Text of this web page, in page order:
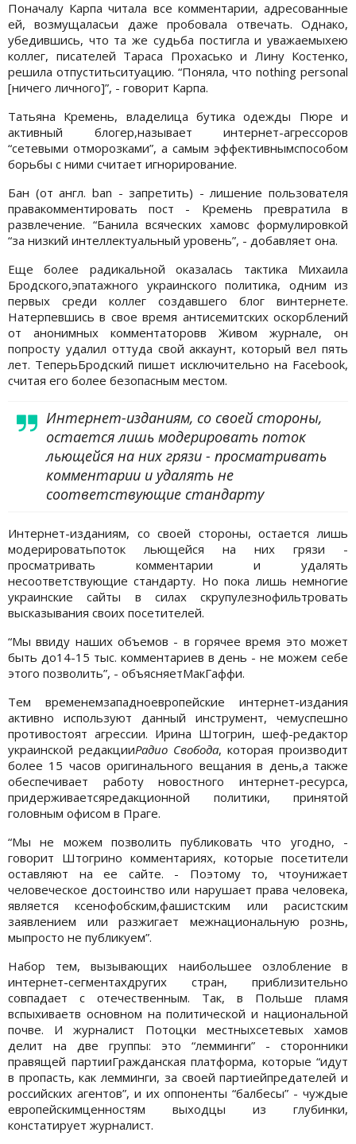
Поначалу Карпа читала все комментарии, адресованные
ей, возмущаласьи даже пробовала отвечать. Однако,
убедившись, что та же судьба постигла и уважаемыхею
коллег, писателей Тараса Прохасько и Лину Костенко,
решила отпуститьситуацию. “Поняла, что nothing personal
[ничего личного]”, - говорит Карпа.
Татьяна Кремень, владелица бутика одежды Пюре и
активный блогер,называет интернет-агрессоров
“сетевыми отморозками”, а самым эффективнымспособом
борьбы с ними считает игнорирование.
Бан (от англ. ban - запретить) - лишение пользователя
правакомментировать пост - Кремень превратила в
развлечение. “Банила всяческих хамовс формулировкой
“за низкий интеллектуальный уровень”, - добавляет она.
Еще более радикальной оказалась тактика Михаила
Бродского,эпатажного украинского политика, одним из
первых среди коллег создавшего блог винтернете.
Натерпевшись в свое время антисемитских оскорблений
от анонимных комментаторовв Живом журнале, он
попросту удалил оттуда свой аккаунт, который вел пять
лет. ТеперьБродский пишет исключительно на Facebook,
считая его более безопасным местом.
Интернет-изданиям, со своей стороны,
остается лишь модерировать поток
льющейся на них грязи - просматривать
комментарии и удалять не
соответствующие стандарту
Интернет-изданиям, со своей стороны, остается лишь
модерироватьпоток льющейся на них грязи -
просматривать комментарии и удалять
несоответствующие стандарту. Но пока лишь немногие
украинские сайты в силах скрупулезнофильтровать
высказывания своих посетителей.
“Мы ввиду наших объемов - в горячее время это может
быть до14-15 тыс. комментариев в день - не можем себе
этого позволить”, - объясняетМакГаффи.
Тем временемзападноевропейские интернет-издания
активно используют данный инструмент, чемуспешно
противостоят агрессии. Ирина Штогрин, шеф-редактор
украинской редакцииРадио Свобода, которая производит
более 15 часов оригинального вещания в день,а также
обеспечивает работу новостного интернет-ресурса,
придерживаетсяредакционной политики, принятой
головным офисом в Праге.
“Мы не можем позволить публиковать что угодно, -
говорит Штогрино комментариях, которые посетители
оставляют на ее сайте. - Поэтому то, чтоунижает
человеческое достоинство или нарушает права человека,
является ксенофобским,фашистским или расистским
заявлением или разжигает межнациональную рознь,
мыпросто не публикуем”.
Набор тем, вызывающих наибольшее озлобление в
интернет-сегментахдругих стран, приблизительно
совпадает с отечественным. Так, в Польше пламя
вспыхиваетв основном на политической и национальной
почве. И журналист Потоцки местныхсетевых хамов
делит на две группы: это “лемминги” - сторонники
правящей партииГражданская платформа, которые “идут
в пропасть, как лемминги, за своей партиейпредателей и
российских агентов”, и их оппоненты “балбесы” - чуждые
европейскимценностям выходцы из глубинки,
констатирует журналист.